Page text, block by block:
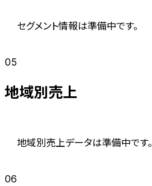
セグメント情報は準備中です。
05
地域別売上
地域別売上データは準備中です。
06